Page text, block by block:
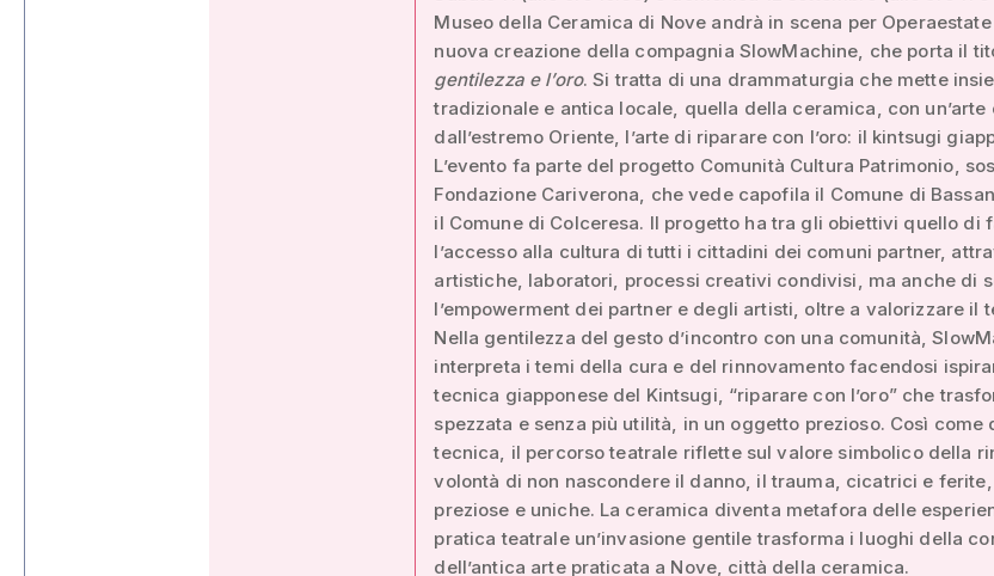
Museo della Ceramica di Nove andrà in scena per
nuova creazione della compagnia SlowMachine, che porta il
gentilezza e l’oro. Si tratta di una drammaturgia che mette
tradizionale e antica locale, quella della ceramica, con un’arte
dall’estremo Oriente, l’arte di riparare con l’oro: il kintsugi
L’evento fa parte del progetto Comunità Cultura Patrimonio,
Fondazione Cariverona, che vede capofila il Comune di
il Comune di Colceresa. Il progetto ha tra gli obiettivi quello di
l’accesso alla cultura di tutti i cittadini dei comuni partner,
artistiche, laboratori, processi creativi condivisi, ma anche di
l’empowerment dei partner e degli artisti, oltre a valorizzare il
Nella gentilezza del gesto d’incontro con una comunità,
interpreta i temi della cura e del rinnovamento facendosi
tecnica giapponese del Kintsugi, “riparare con l’oro” che
spezzata e senza più utilità, in un oggetto prezioso. Così come
tecnica, il percorso teatrale riflette sul valore simbolico della
volontà di non nascondere il danno, il trauma, cicatrici e
preziose e uniche. La ceramica diventa metafora delle
pratica teatrale un’invasione gentile trasforma i luoghi della
dell’antica arte praticata a Nove, città della ceramica.